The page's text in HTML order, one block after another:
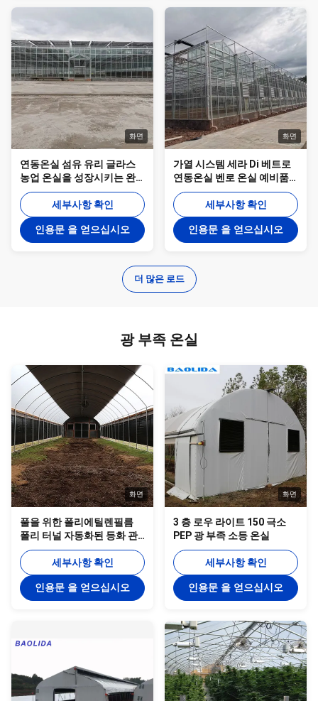
화면
연동온실 섬유 유리 글라스
농업 온실을 성장시키는 완
전한 야채
세부사항 확인
인용문 을 얻으십시오
화면
가열 시스템 세라 Di 베트로
연동온실 벤로 온실 예비품
벤로 유리 겨울 온실
세부사항 확인
인용문 을 얻으십시오
더 많은 로드
광 부족 온실
화면
풀을 위한 폴리에틸렌필름
폴리 터널 자동화된 등화 관
제등 부족 온실
세부사항 확인
인용문 을 얻으십시오
화면
3 층 로우 라이트 150 극소
PEP 광 부족 소등 온실
세부사항 확인
인용문 을 얻으십시오